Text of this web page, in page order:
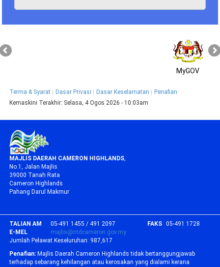
MyGOV
Terma & Syarat Dasar Privasi Dasar Keselamatan
Penafian
Kemaskini Terakhir: Selasa, 4 Ogos 2026 - 10:03am
MAJLIS DAERAH CAMERON HIGHLANDS,
No.1, Jalan Majlis
39000 Tanah Rata
Cameron Highlands
Pahang Darul Makmur
TALIAN AM 05-491 1455 / 491 2097 FAKS
05-491 1728
E-MEL
majlis@mdcameron.gov.my
Jumlah Pelawat Keseluruhan: 987,617
Penafian: Majlis Daerah Cameron Highlands tidak bertanggungjawab
terhadap sebarang kehilangan atau kerosakan yang dialami kerana